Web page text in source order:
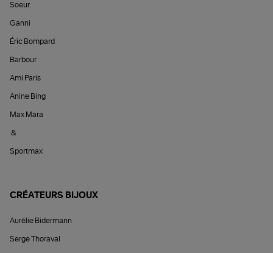
Soeur
Ganni
Éric Bompard
Barbour
Ami Paris
Anine Bing
Max Mara
&
Sportmax
CRÉATEURS BIJOUX
Aurélie Bidermann
Serge Thoraval